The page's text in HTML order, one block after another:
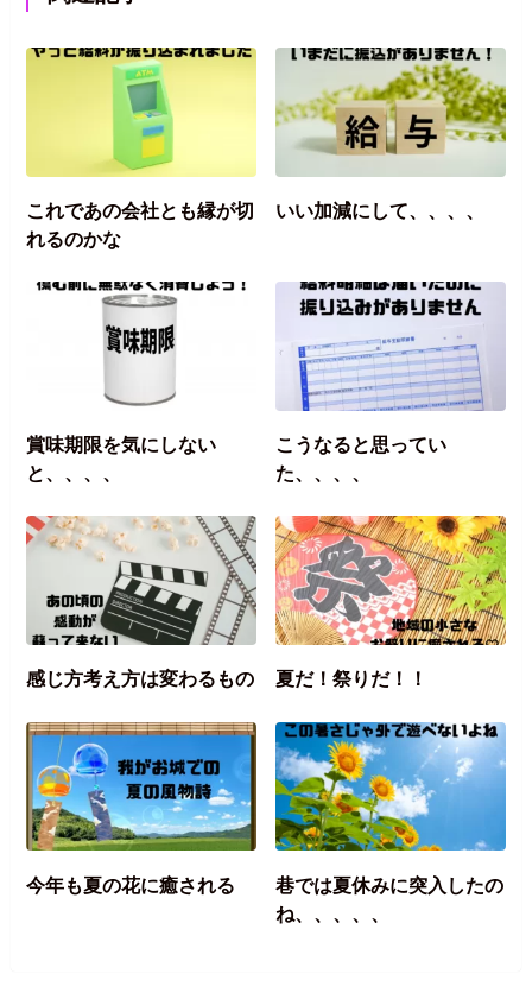
これであの会社とも縁が切
れるのかな
いい加減にして、、、、
賞味期限を気にしない
と、、、、
こうなると思ってい
た、、、、
感じ方考え方は変わるもの 夏だ！祭りだ！！
今年も夏の花に癒される
巷では夏休みに突入したの
ね、、、、、